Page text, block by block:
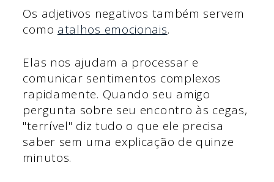
Os adjetivos negativos também servem
como atalhos emocionais.
Elas nos ajudam a processar e
comunicar sentimentos complexos
rapidamente. Quando seu amigo
pergunta sobre seu encontro às cegas,
"terrível" diz tudo o que ele precisa
saber sem uma explicação de quinze
minutos.